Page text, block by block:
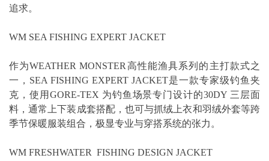
追求。
WM SEA FISHING EXPERT JACKET
作为WEATHER MONSTER高性能渔具系列的主打款式之
一，SEA FISHING EXPERT JACKET是一款专家级钓鱼夹
克，使用GORE-TEX 为钓鱼场景专门设计的30DY 三层面
料，通常上下装成套搭配，也可与抓绒上衣和羽绒外套等跨
季节保暖服装组合，极显专业与穿搭系统的张力。
WM FRESHWATER FISHING DESIGN JACKET